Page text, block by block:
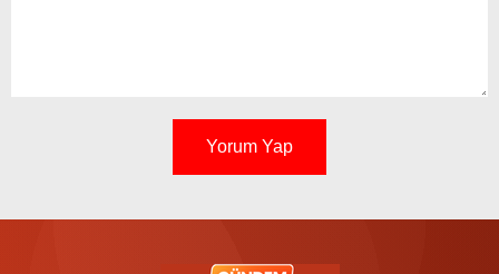
Yorum Yap